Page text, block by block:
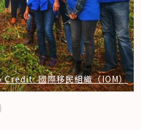
國際移民組織（IOM）